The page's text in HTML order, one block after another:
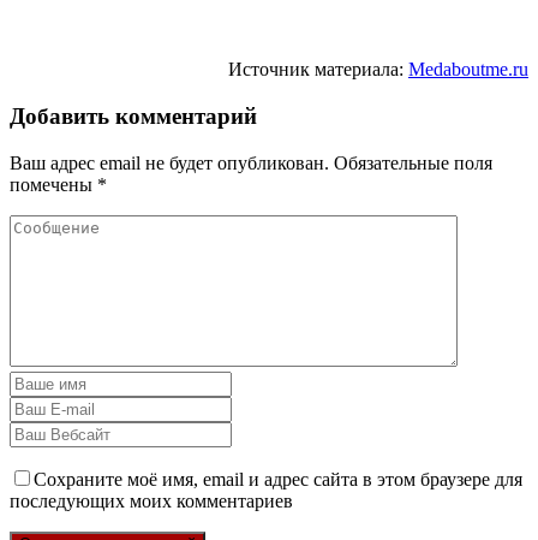
Источник материала: Medaboutme.ru
Добавить комментарий
Ваш адрес email не будет опубликован. Обязательные поля
помечены *
Сохраните моё имя, email и адрес сайта в этом браузере для
последующих моих комментариев